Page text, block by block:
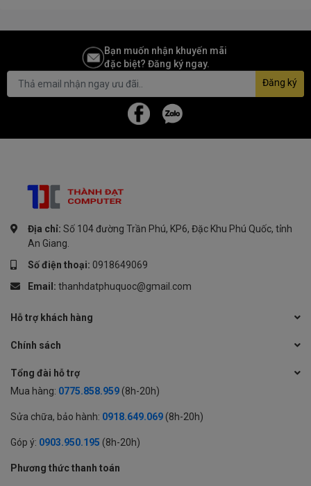
Bạn muốn nhận khuyến mãi
đặc biệt? Đăng ký ngay.
Đăng ký
Địa chỉ: Số 104 đường Trần Phú, KP6, Đặc Khu Phú Quốc, tỉnh
An Giang.
Số điện thoại: 0918649069
Email: thanhdatphuquoc@gmail.com
Hỗ trợ khách hàng
Chính sách
Tổng đài hỗ trợ
Mua hàng: 0775.858.959 (8h-20h)
Sửa chữa, bảo hành: 0918.649.069 (8h-20h)
Góp ý: 0903.950.195 (8h-20h)
Phương thức thanh toán